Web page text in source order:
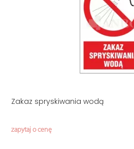
Zakaz spryskiwania wodą
zapytaj o cenę